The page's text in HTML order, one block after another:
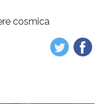
cosmica